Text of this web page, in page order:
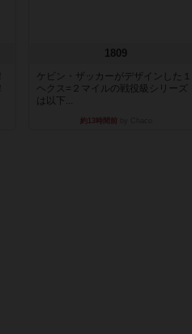
1809
ケビン・ザッカーがデザインした１
ヘクス=２マイルの戦役級シリーズ
は以下...
約13時間前